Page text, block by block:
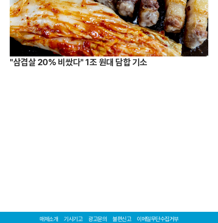
"삼겹살 20% 비쌌다" 1조 원대 담합 기소
매체소개 기사기고 광고문의 불편신고 이메일무단수집거부